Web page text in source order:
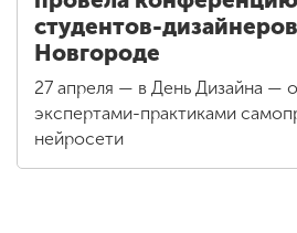
студентов-
Новгороде
27 апреля — в День Дизайна —
экспертами-практиками
нейросети